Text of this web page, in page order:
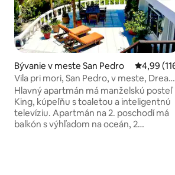
Bývanie v meste San Pedro
4,99
Vila pri mori, San Pedro, v meste, Dream
Casa
Hlavný apartmán má manželskú posteľ
King, kúpeľňu s toaletou a inteligentnú
televíziu. Apartmán na 2. poschodí má
balkón s výhľadom na oceán, 2